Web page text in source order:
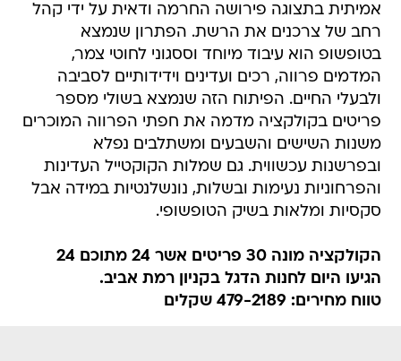
אמיתית בתצוגה פירושה החרמה ודאית על ידי קהל
רחב של צרכנים את הרשת. הפתרון שנמצא
בטופשופ הוא עיבוד מיוחד וססגוני לחוטי צמר,
המדמים פרווה, רכים ועדינים וידידותיים לסביבה
ולבעלי החיים. הפיתוח הזה שנמצא בשולי מספר
פריטים בקולקציה מדמה את חפתי הפרווה המוכרים
משנות השישים והשבעים ומשתלבים נפלא
ובפרשנות עכשווית. גם שמלות הקוקטייל העדינות
והפרחוניות נעימות ובשלות, נונשלנטיות במידה אבל
סקסיות ומלאות בשיק הטופשופי.
הקולקציה מונה 30 פריטים אשר 24 מתוכם 24
הגיעו היום לחנות הדגל בקניון רמת אביב.
טווח מחירים: 479-2189 שקלים